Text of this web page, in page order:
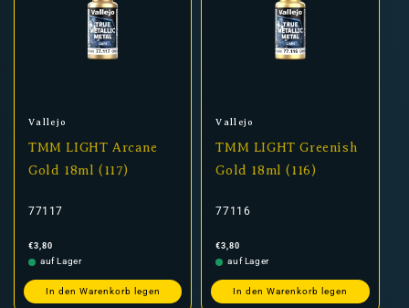
Anbieter:
Vallejo
TMM LIGHT Arcane
Gold 18ml (117)
77117
Normaler
Preis
€3,80
auf Lager
In den Warenkorb legen
Anbieter:
Vallejo
TMM LIGHT Greenish
Gold 18ml (116)
77116
Normaler
Preis
€3,80
auf Lager
In den Warenkorb legen